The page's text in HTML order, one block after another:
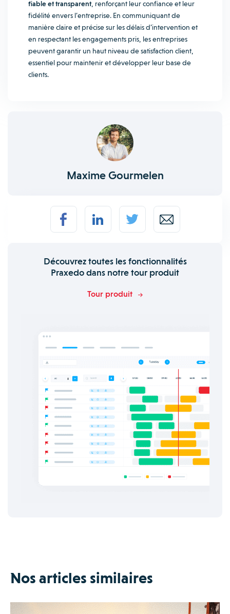
fiable et transparent, renforçant leur confiance et leur
fidélité envers l’entreprise. En communiquant de
manière claire et précise sur les délais d’intervention et
en respectant les engagements pris, les entreprises
peuvent garantir un haut niveau de satisfaction client,
essentiel pour maintenir et développer leur base de
clients.
Maxime Gourmelen
Découvrez toutes les fonctionnalités
Praxedo dans notre tour produit
Tour produit
Nos articles similaires